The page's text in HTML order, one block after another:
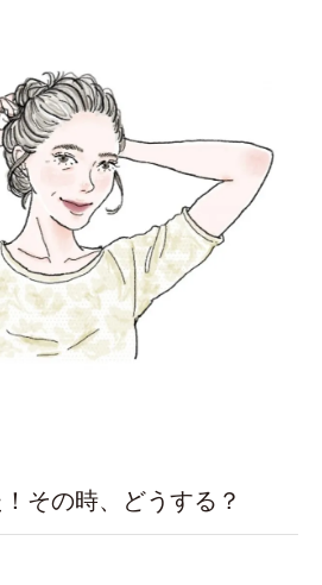
その時、どうする？